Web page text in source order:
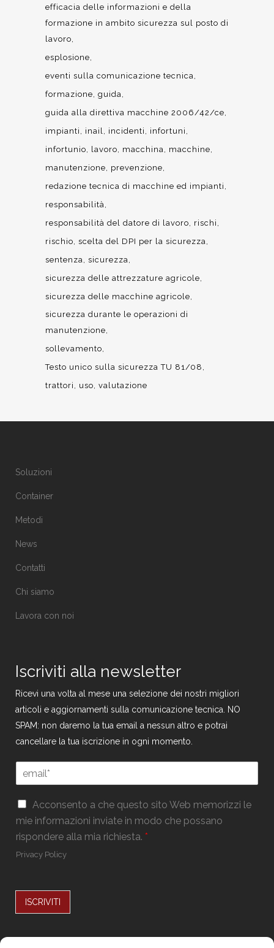
efficacia delle informazioni e della
formazione in ambito sicurezza sul posto di
lavoro
esplosione
eventi sulla comunicazione tecnica
formazione guida
guida alla direttiva macchine 2006/42/ce
impianti
inail incidenti
infortuni
infortunio
lavoro macchina
macchine
manutenzione
prevenzione
redazione tecnica di macchine ed impianti
responsabilità
responsabilità del datore di lavoro
rischi
rischio scelta del DPI per la sicurezza
sentenza sicurezza
sicurezza delle attrezzature agricole
sicurezza delle macchine agricole
sicurezza durante le operazioni di
manutenzione
sollevamento
Testo unico sulla sicurezza TU 81/08
trattori
uso valutazione
Soluzioni
Container
Metodi
News
Contatti
Chi siamo
Lavora con noi
Iscriviti alla newsletter
Ricevi una volta al mese una selezione dei nostri migliori
articoli e aggiornamenti sulla comunicazione tecnica. NO
SPAM: non daremo la tua email a nessun altro e potrai
cancellare la tua iscrizione in ogni momento.
G
P
R
G
D
P
*
m
l
*
G
P
R
*
Acconsento a che questo sito Web memorizzi le
mie informazioni inviate in modo che possano
rispondere alla mia richiesta. *
Privacy Policy
ISCRIVITI